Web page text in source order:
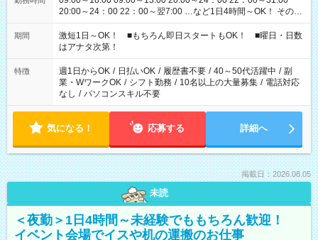
20:00～24：00 22：00～翌7:00 …など1日4時間～OK！ その他
シフトもございます！ お気軽にご相談ください！
期間
激短1日～OK！ ■もちろん即日スタートもOK！ ■曜日・日数
はアナタ次第！
特徴 週1日からOK / 日払いOK / 履歴書不要 / 40～50代活躍中 / 副
業・WワークOK / シフト勤務 / 10名以上の大量募集 / 電話対応
なし / パソコンスキル不要
気になる！ 応募する 詳細へ
掲載日：2026.08.05
未読
＜夜勤＞1日4時間～未経験でももちろん歓迎！
イベント会場でイスや机の運搬のお仕事